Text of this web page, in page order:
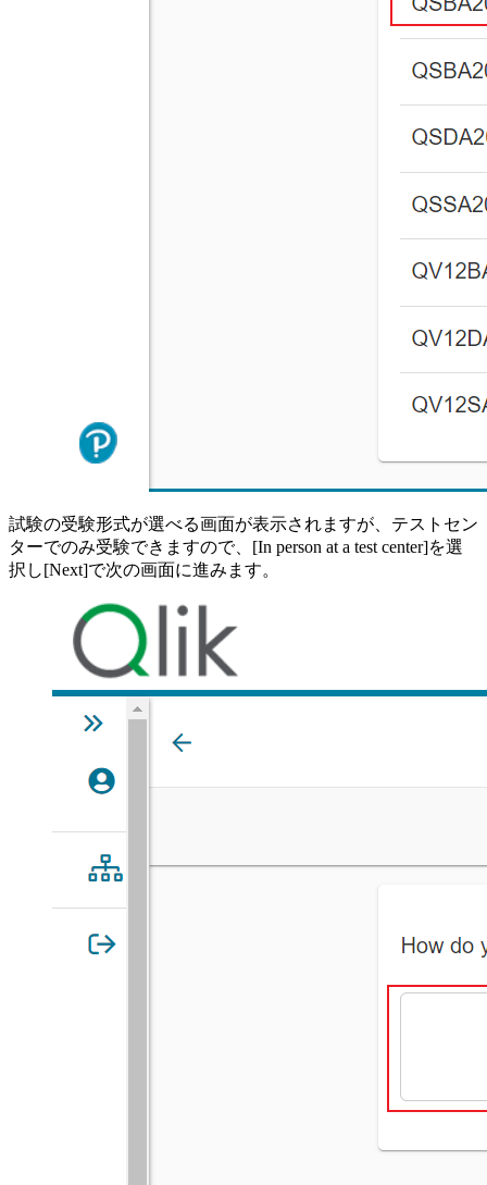
試験の受験形式が選べる画面が表示されますが、テストセン
ターでのみ受験できますので、[In person at a test center]を選
択し[Next]で次の画面に進みます。